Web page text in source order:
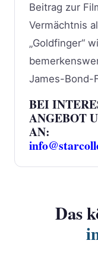
Beitrag zur
Vermächtnis
„Goldfinger“
James-Bond-
BEI
ANGEBOT
AN:
Das